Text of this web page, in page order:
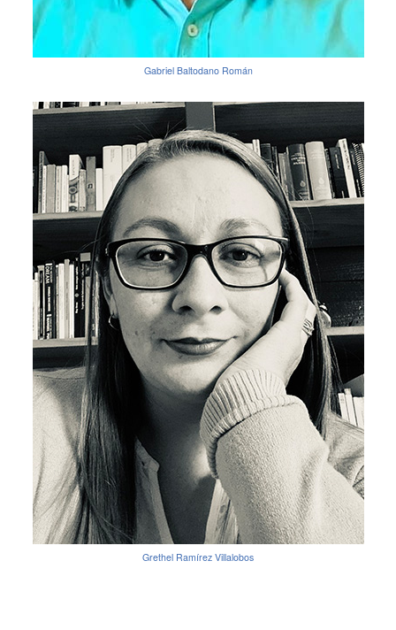
Gabriel Baltodano Román
Grethel Ramírez Villalobos